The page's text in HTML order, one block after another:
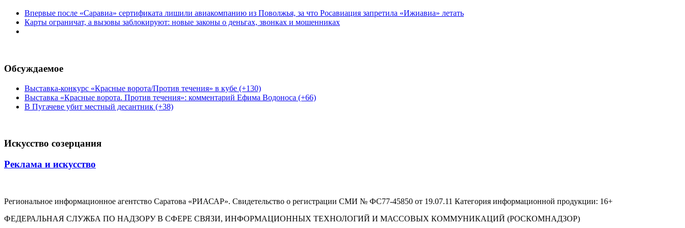
Впервые после «Саравиа» сертификата лишили авиакомпанию из Поволжья, за что Росавиация запретила «Ижиавиа» летать
Карты ограничат, а вызовы заблокируют: новые законы о деньгах, звонках и мошенниках
Обсуждаемое
Выставка-конкурс «Красные ворота/Против течения» в кубе (+130)
Выставка «Красные ворота. Против течения»: комментарий Ефима Водоноса (+66)
В Пугачеве убит местный десантник (+38)
Искусство созерцания
Реклама и искусство
Региональное информационное агентство Саратова «РИАСАР». Свидетельство о регистрации СМИ № ФС77-45850 от 19.07.11 Категория информационной продукции: 16+
ФЕДЕРАЛЬНАЯ СЛУЖБА ПО НАДЗОРУ В СФЕРЕ СВЯЗИ, ИНФОРМАЦИОННЫХ ТЕХНОЛОГИЙ И МАССОВЫХ КОММУНИКАЦИЙ (РОСКОМНАДЗОР)